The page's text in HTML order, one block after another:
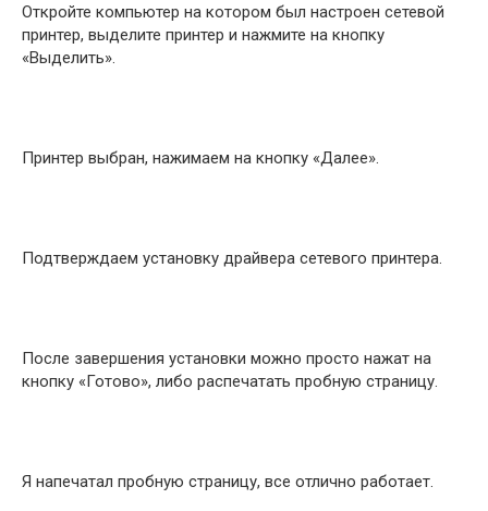
Откройте компьютер на котором был настроен сетевой
принтер, выделите принтер и нажмите на кнопку
«Выделить».
Принтер выбран, нажимаем на кнопку «Далее».
Подтверждаем установку драйвера сетевого принтера.
После завершения установки можно просто нажат на
кнопку «Готово», либо распечатать пробную страницу.
Я напечатал пробную страницу, все отлично работает.